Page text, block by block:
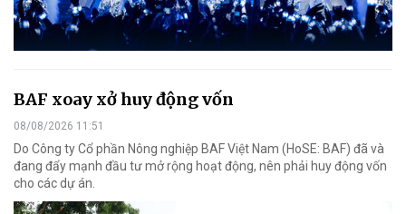
BAF xoay xở huy động vốn
08/08/2026 11:51
Do Công ty Cổ phần Nông nghiệp BAF Việt Nam (HoSE: BAF) đã và
đang đẩy mạnh đầu tư mở rộng hoạt động, nên phải huy động vốn
cho các dự án.